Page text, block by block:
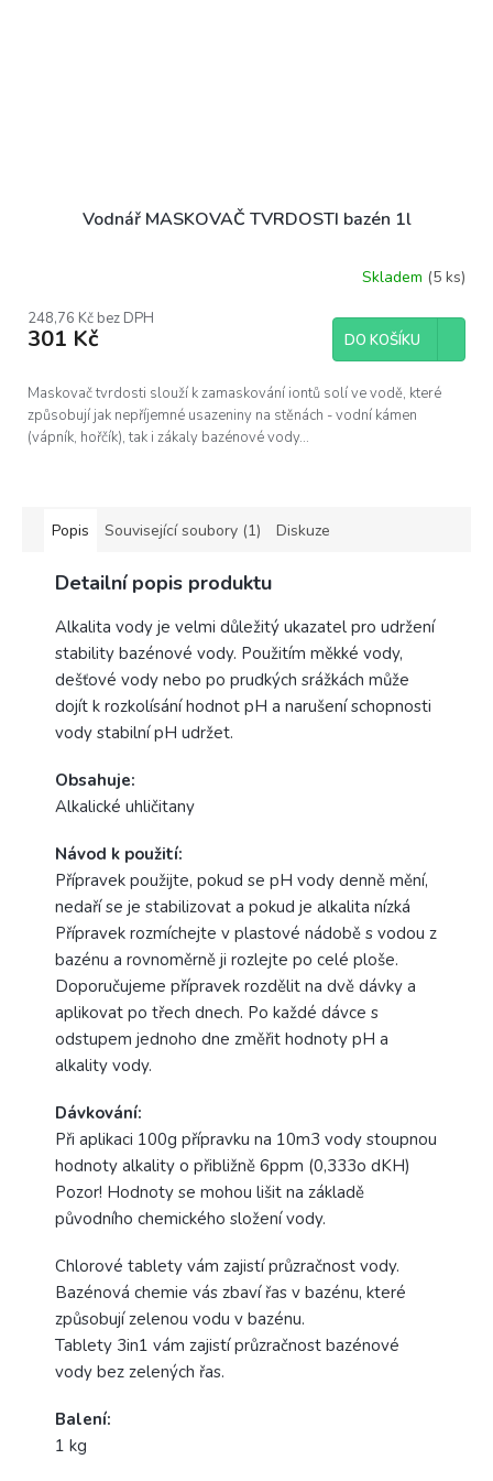
Vodnář MASKOVAČ TVRDOSTI bazén 1l
Skladem (5 ks)
248,76 Kč bez DPH
301 Kč DO KOŠÍKU
Maskovač tvrdosti slouží k zamaskování iontů solí ve vodě, které
způsobují jak nepříjemné usazeniny na stěnách - vodní kámen
(vápník, hořčík), tak i zákaly bazénové vody...
Popis Související soubory (1) Diskuze
Detailní popis produktu
Alkalita vody je velmi důležitý ukazatel pro udržení
stability bazénové vody. Použitím měkké vody,
dešťové vody nebo po prudkých srážkách může
dojít k rozkolísání hodnot pH a narušení schopnosti
vody stabilní pH udržet.
Obsahuje:
Alkalické uhličitany
Návod k použití:
Přípravek použijte, pokud se pH vody denně mění,
nedaří se je stabilizovat a pokud je alkalita nízká
Přípravek rozmíchejte v plastové nádobě s vodou z
bazénu a rovnoměrně ji rozlejte po celé ploše.
Doporučujeme přípravek rozdělit na dvě dávky a
aplikovat po třech dnech. Po každé dávce s
odstupem jednoho dne změřit hodnoty pH a
alkality vody.
Dávkování:
Při aplikaci 100g přípravku na 10m3 vody stoupnou
hodnoty alkality o přibližně 6ppm (0,333o dKH)
Pozor! Hodnoty se mohou lišit na základě
původního chemického složení vody.
Chlorové tablety vám zajistí průzračnost vody.
Bazénová chemie vás zbaví řas v bazénu, které
způsobují zelenou vodu v bazénu.
Tablety 3in1 vám zajistí průzračnost bazénové
vody bez zelených řas.
Balení:
1 kg